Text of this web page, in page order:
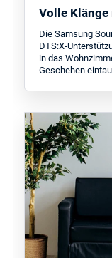
Volle Klänge
Die Samsung
DTS:X-
in das
Geschehen